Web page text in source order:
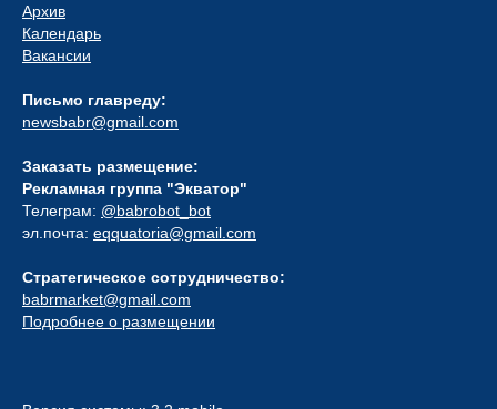
Архив
Календарь
Вакансии
Письмо главреду:
newsbabr@gmail.com
Заказать размещение:
Рекламная группа "Экватор"
Телеграм: @babrobot_bot
эл.почта: eqquatoria@gmail.com
Стратегическое сотрудничество:
babrmarket@gmail.com
Подробнее о размещении